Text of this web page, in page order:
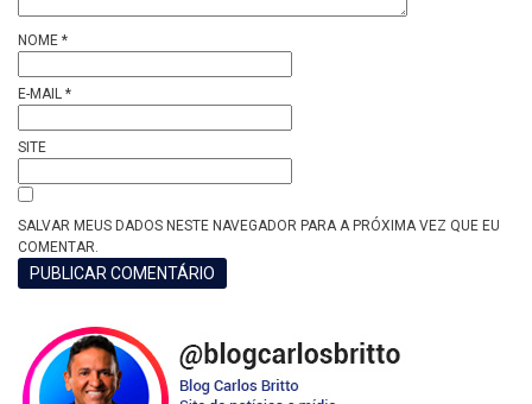
NOME *
E-MAIL *
SITE
SALVAR MEUS DADOS NESTE NAVEGADOR PARA A PRÓXIMA VEZ QUE EU
COMENTAR.